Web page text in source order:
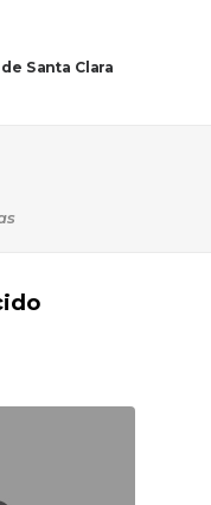
Santa Clara